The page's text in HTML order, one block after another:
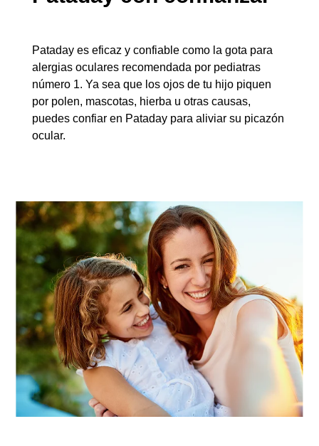
Pataday es eficaz y confiable como la gota para
alergias oculares recomendada por pediatras
número 1. Ya sea que los ojos de tu hijo piquen
por polen, mascotas, hierba u otras causas,
puedes confiar en Pataday para aliviar su picazón
ocular.